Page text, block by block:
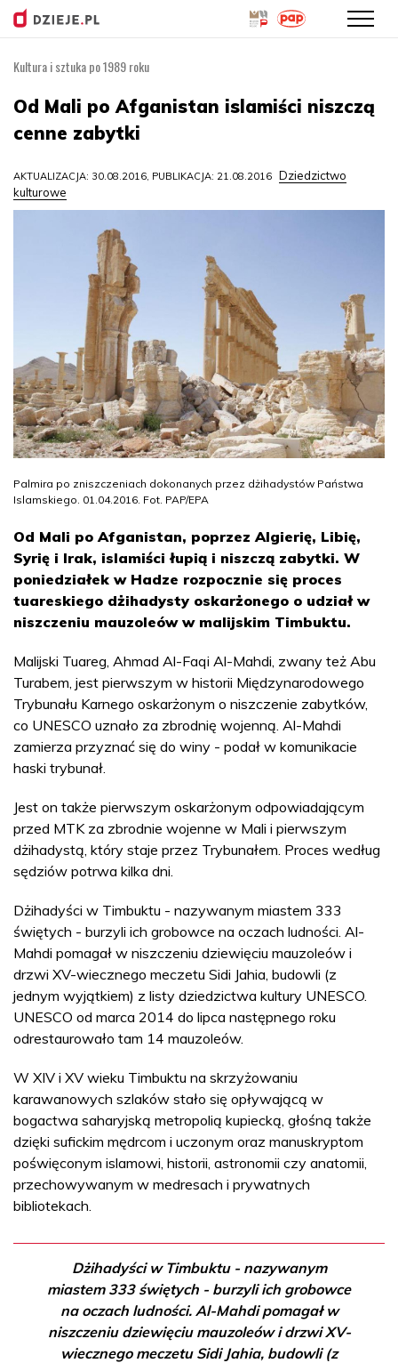
treści
Kultura i sztuka po 1989 roku
Od Mali po Afganistan islamiści niszczą
cenne zabytki
AKTUALIZACJA: 30.08.2016, PUBLIKACJA: 21.08.2016 Dziedzictwo
kulturowe
Palmira po zniszczeniach dokonanych przez dżihadystów Państwa
Islamskiego. 01.04.2016. Fot. PAP/EPA
Od Mali po Afganistan, poprzez Algierię, Libię,
Syrię i Irak, islamiści łupią i niszczą zabytki. W
poniedziałek w Hadze rozpocznie się proces
tuareskiego dżihadysty oskarżonego o udział w
niszczeniu mauzoleów w malijskim Timbuktu.
Malijski Tuareg, Ahmad Al-Faqi Al-Mahdi, zwany też Abu
Turabem, jest pierwszym w historii Międzynarodowego
Trybunału Karnego oskarżonym o niszczenie zabytków,
co UNESCO uznało za zbrodnię wojenną. Al-Mahdi
zamierza przyznać się do winy - podał w komunikacie
haski trybunał.
Jest on także pierwszym oskarżonym odpowiadającym
przed MTK za zbrodnie wojenne w Mali i pierwszym
dżihadystą, który staje przez Trybunałem. Proces według
sędziów potrwa kilka dni.
Dżihadyści w Timbuktu - nazywanym miastem 333
świętych - burzyli ich grobowce na oczach ludności. Al-
Mahdi pomagał w niszczeniu dziewięciu mauzoleów i
drzwi XV-wiecznego meczetu Sidi Jahia, budowli (z
jednym wyjątkiem) z listy dziedzictwa kultury UNESCO.
UNESCO od marca 2014 do lipca następnego roku
odrestaurowało tam 14 mauzoleów.
W XIV i XV wieku Timbuktu na skrzyżowaniu
karawanowych szlaków stało się opływającą w
bogactwa saharyjską metropolią kupiecką, głośną także
dzięki sufickim mędrcom i uczonym oraz manuskryptom
poświęconym islamowi, historii, astronomii czy anatomii,
przechowywanym w medresach i prywatnych
bibliotekach.
Dżihadyści w Timbuktu - nazywanym
miastem 333 świętych - burzyli ich grobowce
na oczach ludności. Al-Mahdi pomagał w
niszczeniu dziewięciu mauzoleów i drzwi XV-
wiecznego meczetu Sidi Jahia, budowli (z